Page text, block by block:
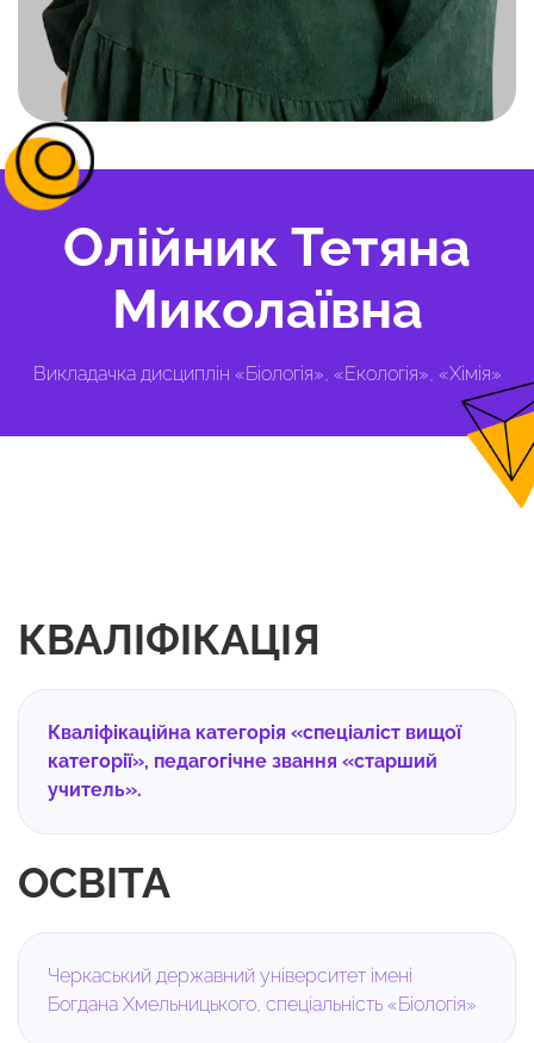
Олійник Тетяна
Миколаївна
Викладачка дисциплін «Біологія», «Екологія», «Хімія»
КВАЛІФІКАЦІЯ
Кваліфікаційна категорія «спеціаліст вищої
категорії», педагогічне звання «старший
учитель».
ОСВІТА
Черкаський державний університет імені
Богдана Хмельницького, спеціальність «Біологія»